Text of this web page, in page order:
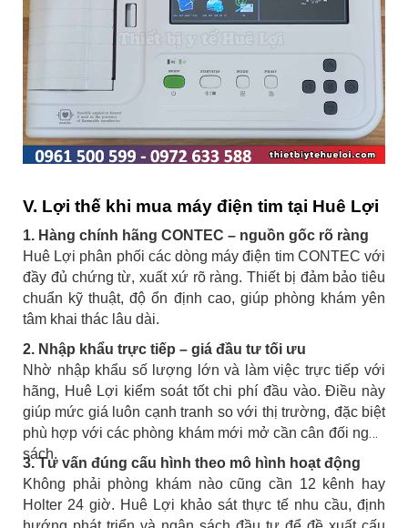
V. Lợi thế khi mua máy điện tim tại Huê Lợi
1. Hàng chính hãng CONTEC – nguồn gốc rõ ràng
Huê Lợi phân phối các dòng máy điện tim CONTEC với
đầy đủ chứng từ, xuất xứ rõ ràng. Thiết bị đảm bảo tiêu
chuẩn kỹ thuật, độ ổn định cao, giúp phòng khám yên
tâm khai thác lâu dài.
2. Nhập khẩu trực tiếp – giá đầu tư tối ưu
Nhờ nhập khẩu số lượng lớn và làm việc trực tiếp với
hãng, Huê Lợi kiểm soát tốt chi phí đầu vào. Điều này
giúp mức giá luôn cạnh tranh so với thị trường, đặc biệt
phù hợp với các phòng khám mới mở cần cân đối ngân
sách.
3. Tư vấn đúng cấu hình theo mô hình hoạt động
Không phải phòng khám nào cũng cần 12 kênh hay
Holter 24 giờ. Huê Lợi khảo sát thực tế nhu cầu, định